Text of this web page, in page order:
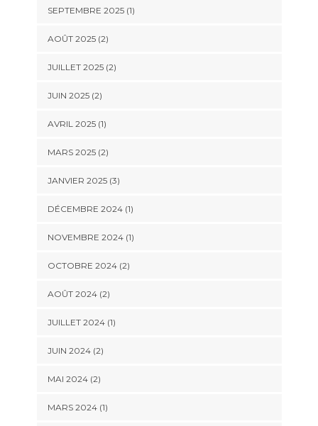
SEPTEMBRE 2025(1)
AOÛT 2025(2)
JUILLET 2025(2)
JUIN 2025(2)
AVRIL 2025(1)
MARS 2025(2)
JANVIER 2025(3)
DÉCEMBRE 2024(1)
NOVEMBRE 2024(1)
OCTOBRE 2024(2)
AOÛT 2024(2)
JUILLET 2024(1)
JUIN 2024(2)
MAI 2024(2)
MARS 2024(1)